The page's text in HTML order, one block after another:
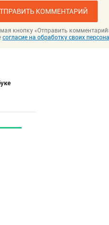
КОММЕНТАРИЙ
кнопку «Отправить
согласие на обработку своих